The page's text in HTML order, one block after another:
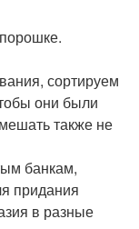
сортируем
они были
также не
банкам,
придания
в разные